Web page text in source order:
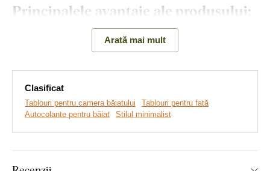
Principalele avantaje ale produsului:
Decorațiune frumoasă cu un motiv pentru copii
Montare simplă pe perete
Material din lemn de 3 mm grosime
Arată mai mult
Clasificat
Tablouri pentru camera băiatului
Tablouri pentru fată
Autocolante pentru băiat
Stilul minimalist